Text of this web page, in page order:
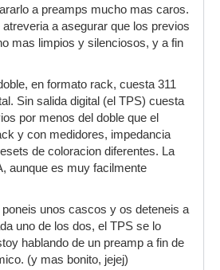
a preamps mucho mas caros.
a asegurar que los previos
mas limpios y silenciosos, y a fin
en formato rack, cuesta 311
Sin salida digital (el TPS) cuesta
por menos del doble que el
y con medidores, impedancia
de coloracion diferentes. La
aunque es muy facilmente
unos cascos y os deteneis a
uno de los dos, el TPS se lo
hablando de un preamp a fin de
(y mas bonito, jejej)